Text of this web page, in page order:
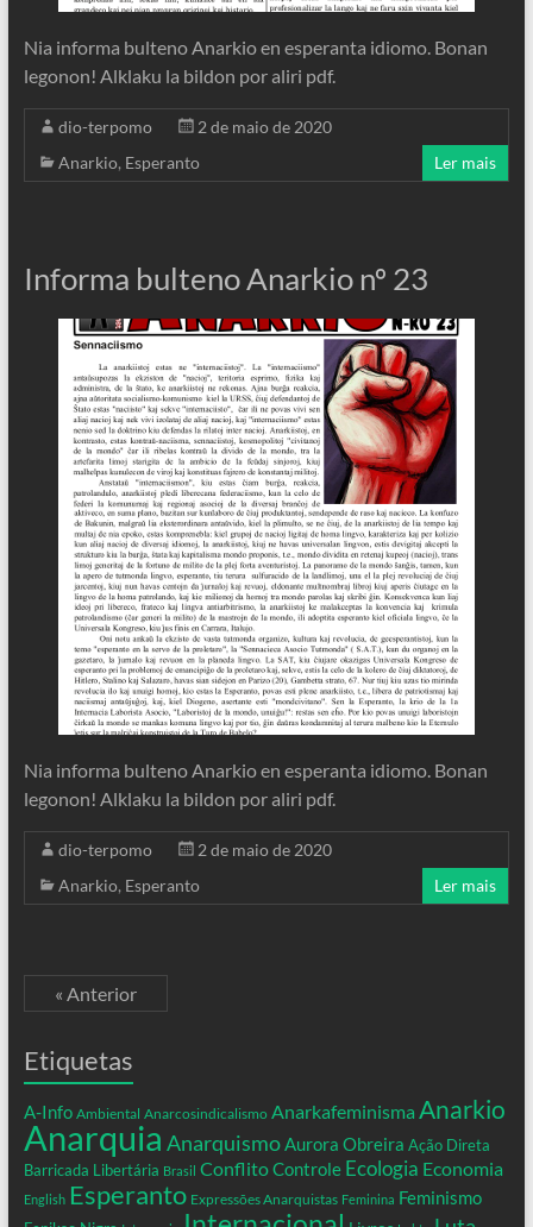
Nia informa bulteno Anarkio en esperanta idiomo. Bonan
legonon! Alklaku la bildon por aliri pdf.
dio-terpomo
2 de maio de 2020
Anarkio, Esperanto Ler mais
Informa bulteno Anarkio nº 23
Nia informa bulteno Anarkio en esperanta idiomo. Bonan
legonon! Alklaku la bildon por aliri pdf.
dio-terpomo
2 de maio de 2020
Anarkio, Esperanto Ler mais
« Anterior
Etiquetas
A-Info Ambiental Anarcosindicalismo Anarkafeminisma Anarkio
Anarquia Anarquismo Aurora Obreira Ação Direta
Barricada Libertária Brasil ConflitoControle Ecologia Economia
English Esperanto Expressões Anarquistas Feminina Feminismo